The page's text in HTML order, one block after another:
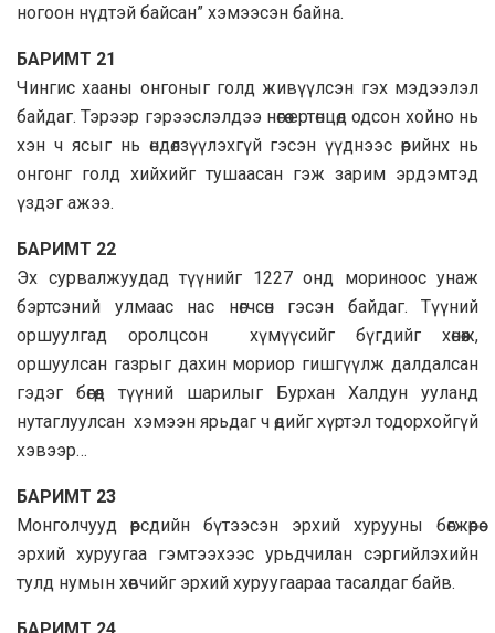
ногоон нүдтэй байсан” хэмээсэн байна.
БАРИМТ 21
Чингис хааны онгоныг голд живүүлсэн гэх мэдээлэл
байдаг. Тэрээр гэрээслэлдээ нөгөө ертөнцөд одсон хойно нь
хэн ч ясыг нь өндөлзүүлэхгүй гэсэн үүднээс өөрийнх нь
онгонг голд хийхийг тушаасан гэж зарим эрдэмтэд
үздэг ажээ.
БАРИМТ 22
Эх сурвалжуудад түүнийг 1227 онд мориноос унаж
бэртсэний улмаас нас нөгчсөн гэсэн байдаг. Түүний
оршуулгад оролцсон хүмүүсийг бүгдийг хөнөөж,
оршуулсан газрыг дахин мориор гишгүүлж далдалсан
гэдэг бөгөөд түүний шарилыг Бурхан Халдун ууланд
нутаглуулсан хэмээн ярьдаг ч өдийг хүртэл тодорхойгүй
хэвээр…
БАРИМТ 23
Монголчууд өөрсдийн бүтээсэн эрхий хурууны бөгжөөрөө
эрхий хуруугаа гэмтээхээс урьдчилан сэргийлэхийн
тулд нумын хөвчийг эрхий хуруугаараа тасалдаг байв.